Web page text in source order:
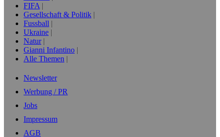
FIFA
Gesellschaft & Politik
Fussball
Ukraine
Natur
Gianni Infantino
Alle Themen
Newsletter
Werbung / PR
Jobs
Impressum
AGB